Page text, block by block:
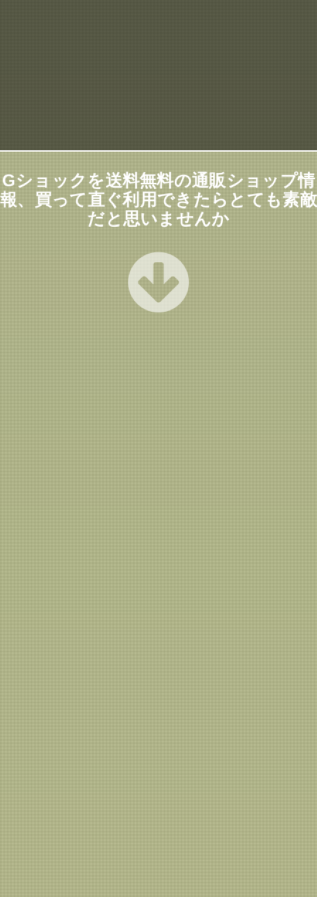
Gショックを送料無料の通販ショップ情
報、買って直ぐ利用できたらとても素敵
だと思いませんか